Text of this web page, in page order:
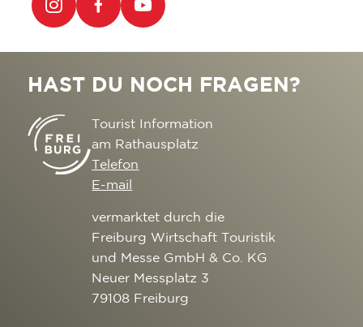
HAST DU NOCH FRAGEN?
Tourist Information
am Rathausplatz
Telefon
E-mail
vermarktet durch die
Freiburg Wirtschaft Touristik
und Messe GmbH & Co. KG
Neuer Messplatz 3
79108 Freiburg